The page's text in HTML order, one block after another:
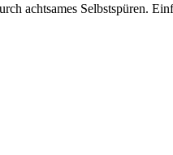
achtsames Selbstspüren.